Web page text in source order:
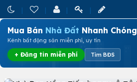
Mua Bán Nhà Đất Nhanh Chóng
Kênh bất động sản miễn phí, uy tín
+ Đăng tin miễn phí Tìm BĐS